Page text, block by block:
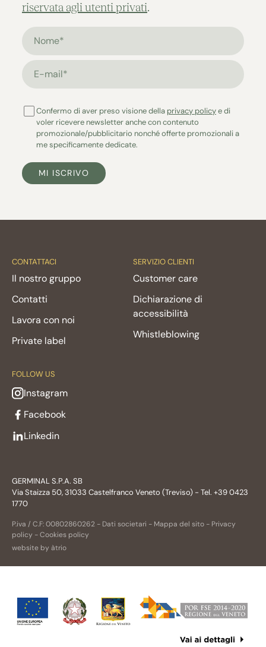
riservata agli utenti privati.
Confermo di aver preso visione della privacy policye di
voler ricevere newsletter anche con contenuto
promozionale/pubblicitario nonché offerte promozionali a
me specificamente dedicate.
MI ISCRIVO
CONTATTACI
Il nostro gruppo
Contatti
Lavora con noi
Private label
SERVIZIO CLIENTI
Customer care
Dichiarazione di
accessibilità
Whistleblowing
FOLLOW US
Instagram
Facebook
Linkedin
GERMINAL S.P.A. SB
Via Staizza 50, 31033 Castelfranco Veneto (Treviso) - Tel. +39 0423
1770
P.iva / C.F: 00802860262 - Dati societari - Mappa del sito - Privacy
policy -Cookies policy
website by àtrio